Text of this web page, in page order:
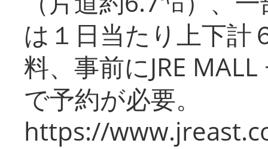
は１日当たり上下計
料、事前にJRE
で予約が必要。
https://